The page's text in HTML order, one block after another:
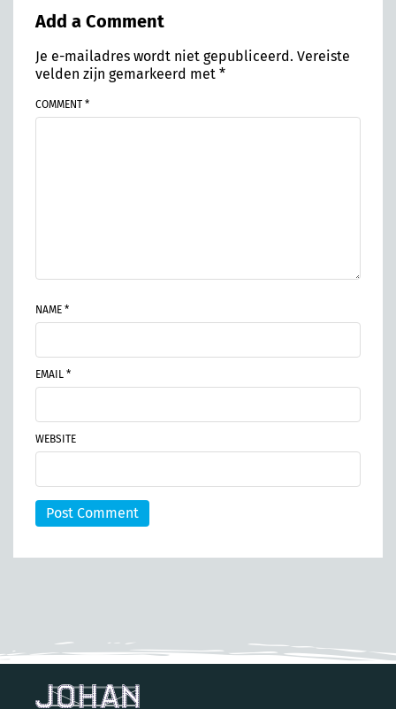
Add a Comment
Je e-mailadres wordt niet gepubliceerd. Vereiste
velden zijn gemarkeerd met *
COMMENT *
NAME *
EMAIL *
WEBSITE
Post Comment